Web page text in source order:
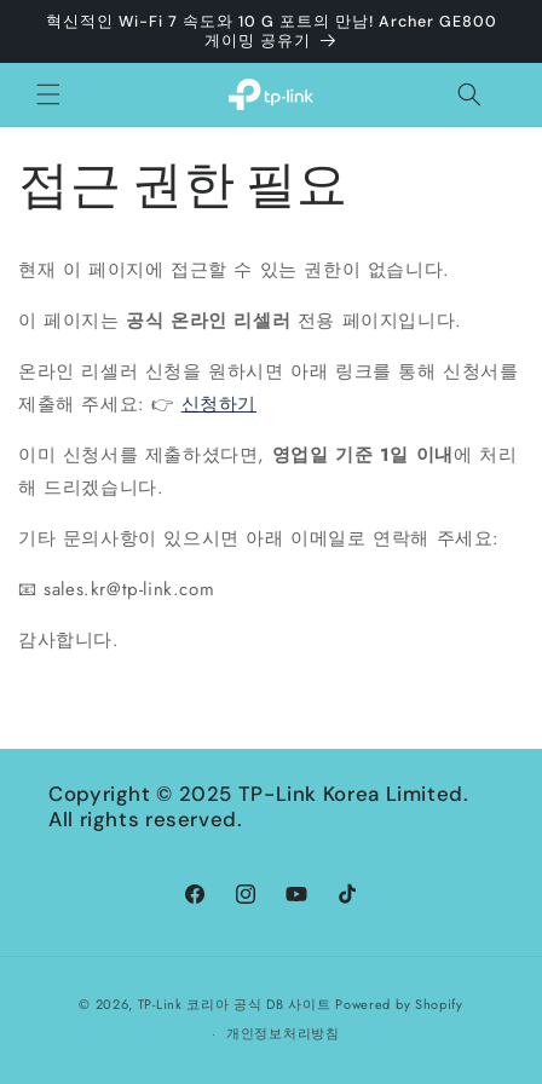
로 건너
혁신적인 Wi-Fi 7 속도와 10 G 포트의 만남! Archer GE800
게이밍 공유기
접근 권한 필요
현재 이 페이지에 접근할 수 있는 권한이 없습니다.
이 페이지는 공식 온라인 리셀러 전용 페이지입니다.
온라인 리셀러 신청을 원하시면 아래 링크를 통해 신청서를
제출해 주세요: 👉 신청하기
이미 신청서를 제출하셨다면, 영업일 기준 1일 이내에 처리
해 드리겠습니다.
기타 문의사항이 있으시면 아래 이메일로 연락해 주세요:
📧 sales.kr@tp-link.com
감사합니다.
Copyright © 2025 TP-Link Korea Limited.
All rights reserved.
FacebookInstagramYouTubeTikTok
제
© 2026, TP-Link 코리아 공식 DB 사이트 Powered by Shopify
개인정보처리방침